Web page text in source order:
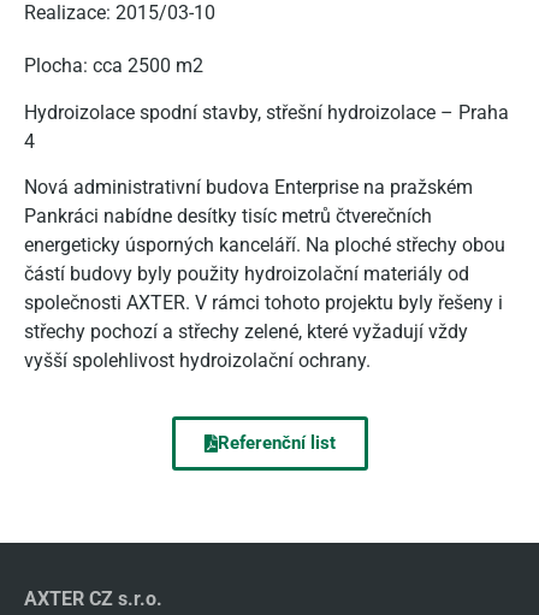
Realizace: 2015/03-10
Plocha: cca 2500 m2
Hydroizolace spodní stavby, střešní hydroizolace – Praha
4
Nová administrativní budova Enterprise na pražském
Pankráci nabídne desítky tisíc metrů čtverečních
energeticky úsporných kanceláří. Na ploché střechy obou
částí budovy byly použity hydroizolační materiály od
společnosti AXTER. V rámci tohoto projektu byly řešeny i
střechy pochozí a střechy zelené, které vyžadují vždy
vyšší spolehlivost hydroizolační ochrany.
Referenční list
AXTER CZ s.r.o.